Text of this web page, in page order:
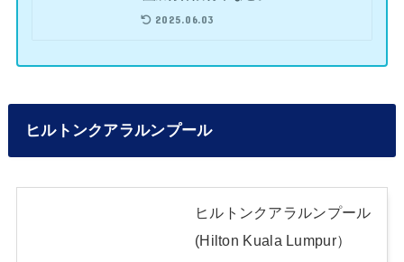
2025.06.03
ヒルトンクアラルンプール
ヒルトンクアラルンプール
(Hilton Kuala Lumpur）